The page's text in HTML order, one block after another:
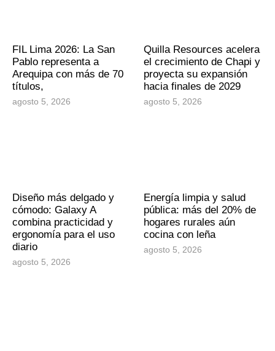
FIL Lima 2026: La San
Pablo representa a
Arequipa con más de 70
títulos,
agosto 5, 2026
Quilla Resources acelera
el crecimiento de Chapi y
proyecta su expansión
hacia finales de 2029
agosto 5, 2026
Diseño más delgado y
cómodo: Galaxy A
combina practicidad y
ergonomía para el uso
diario
agosto 5, 2026
Energía limpia y salud
pública: más del 20% de
hogares rurales aún
cocina con leña
agosto 5, 2026